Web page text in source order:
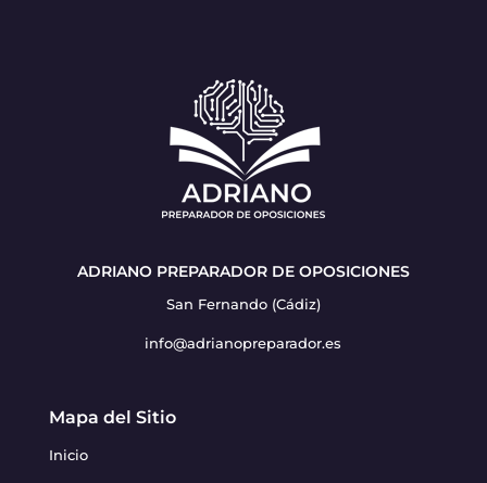
ADRIANO PREPARADOR DE OPOSICIONES
San Fernando (Cádiz)
info@adrianopreparador.es
Mapa del Sitio
Inicio